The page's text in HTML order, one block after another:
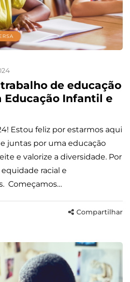
de educação
Educação Infantil e
Estou feliz por estarmos aqui
juntas por uma educação
e valorize a diversidade. Por
racial e
Começamos…
Compartilhar